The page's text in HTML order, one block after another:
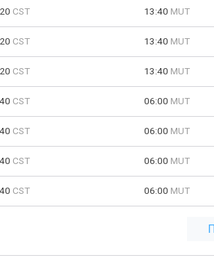
CST 13:40 MUT
CST 13:40 MUT
CST 13:40 MUT
CST 06:00 MUT
CST 06:00 MUT
CST 06:00 MUT
CST 06:00 MUT